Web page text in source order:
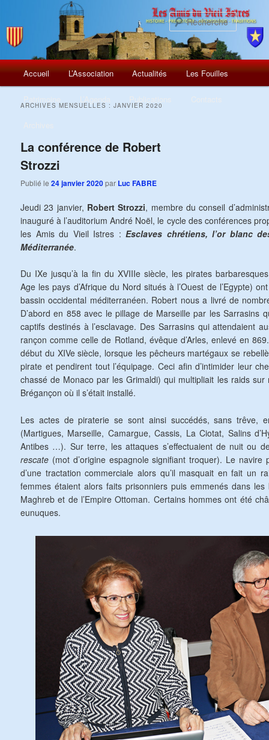
Menu
principal
Aller
Aller
secondaire
Accueil L’Association Actualités Les Fouilles
ARCHIVES MENSUELLES :JANVIER 2020
La conférence de Robert
Strozzi
Publié le24 janvier 2020par Luc FABRE
Jeudi 23 janvier, Robert Strozzi, membre du conseil
inauguré à l’auditorium André Noël, le cycle des conférences
les Amis du Vieil Istres :Esclaves chrétiens, l’or blanc
Méditerranée.
Du IXe jusqu’à la fin du XVIIIe siècle, les pirates
Age les pays d’Afrique du Nord situés à l’Ouest de l’Egypte)
bassin occidental méditerranéen. Robert nous a livré de
D’abord en 858 avec le pillage de Marseille par les Sarrasins
captifs destinés à l’esclavage. Des Sarrasins qui attendaient
rançon comme celle de Rotland, évêque d’Arles, enlevé en
début du XIVe siècle, lorsque les pêcheurs martégaux se
pirate et pendirent tout l’équipage. Ceci afin d’intimider leur
chassé de Monaco par les Grimaldi) qui multipliait les raids
Brégançon où il s’était installé.
Les actes de piraterie se sont ainsi succédés, sans trêve,
(Martigues, Marseille, Camargue, Cassis, La Ciotat, Salins
Antibes …). Sur terre, les attaques s’effectuaient de nuit ou
rescate (mot d’origine espagnole signifiant troquer). Le
d’une tractation commerciale alors qu’il masquait en fait un
femmes étaient alors faits prisonniers puis emmenés dans
Maghreb et de l’Empire Ottoman. Certains hommes ont été
eunuques.